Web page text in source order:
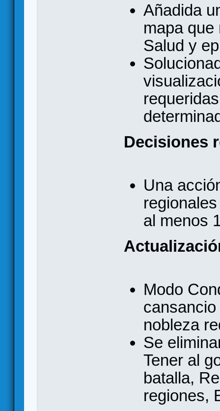
Añadida
mapa que
Salud y
Decisiones
Una
al menos
Modo
nobleza
Se
Tener al
batalla,
regiones,